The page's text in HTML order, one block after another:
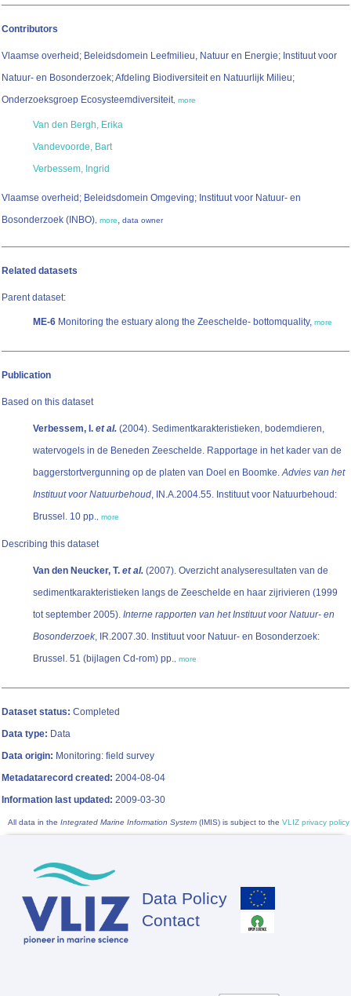
Contributors
Vlaamse overheid; Beleidsdomein Leefmilieu, Natuur en Energie; Instituut voor
Natuur- en Bosonderzoek; Afdeling Biodiversiteit en Natuurlijk Milieu;
Onderzoeksgroep Ecosysteemdiversiteit, more
Van den Bergh, Erika
Vandevoorde, Bart
Verbessem, Ingrid
Vlaamse overheid; Beleidsdomein Omgeving; Instituut voor Natuur- en
Bosonderzoek (INBO), more, data owner
Related datasets
Parent dataset:
ME-6 Monitoring the estuary along the Zeeschelde- bottomquality, more
Publication
Based on this dataset
Verbessem, I. et al. (2004). Sedimentkarakteristieken, bodemdieren,
watervogels in de Beneden Zeeschelde. Rapportage in het kader van de
baggerstortvergunning op de platen van Doel en Boomke.Advies van het
Instituut voor Natuurbehoud, IN.A.2004.55. Instituut voor Natuurbehoud:
Brussel. 10 pp., more
Describing this dataset
Van den Neucker, T. et al. (2007). Overzicht analyseresultaten van de
sedimentkarakteristieken langs de Zeeschelde en haar zijrivieren (1999
tot september 2005). Interne rapporten van het Instituut voor Natuur- en
Bosonderzoek, IR.2007.30. Instituut voor Natuur- en Bosonderzoek:
Brussel. 51 (bijlagen Cd-rom) pp., more
Dataset status: Completed
Data type: Data
Data origin: Monitoring: field survey
Metadatarecord created: 2004-08-04
Information last updated: 2009-03-30
All data in the Integrated Marine Information System (IMIS) is subject to the VLIZ privacy policy
Footer
Data Policy
Contact